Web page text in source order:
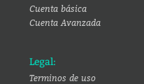
Cuenta básica
Cuenta Avanzada
Legal:
Terminos de uso